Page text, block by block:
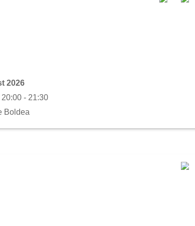
2026
- 21:30
Boldea